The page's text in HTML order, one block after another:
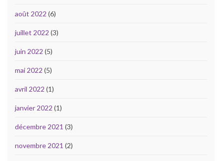
août 2022 (6)
juillet 2022 (3)
juin 2022 (5)
mai 2022 (5)
avril 2022 (1)
janvier 2022 (1)
décembre 2021 (3)
novembre 2021 (2)